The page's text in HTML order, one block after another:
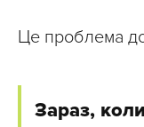
Це проблема
Зараз,